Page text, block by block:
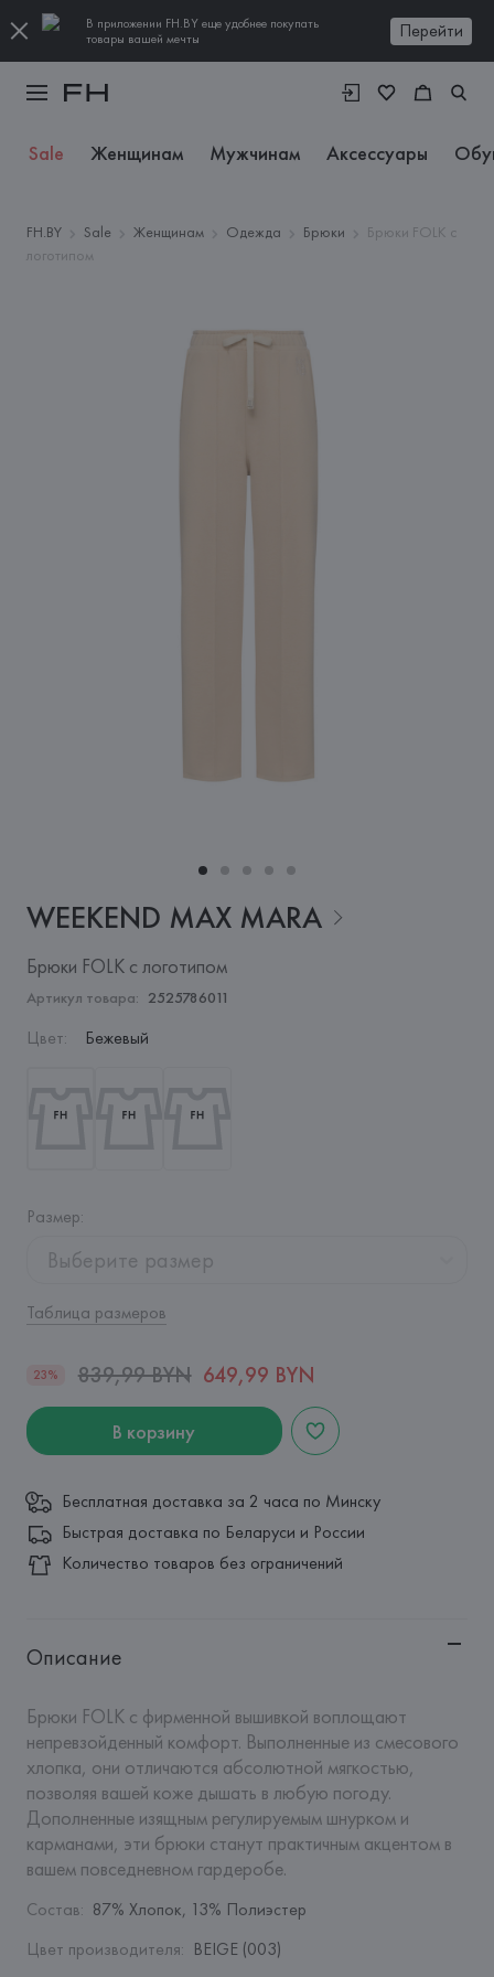
В приложении FH.BY еще удобнее покупать
товары вашей мечты
Перейти
Sale Женщинам Мужчинам Аксессуары
FH.BY Sale Женщинам Одежда Брюки
Брюки FOLK с
логотипом
WEEKEND MAX MARA
Брюки FOLK с логотипом
Артикул товара: 2525786011
Цвет: Бежевый
Размер:
Выберите размер
Таблица размеров
23% 839,99 BYN 649,99 BYN
В корзину
Бесплатная доставка за 2 часа по Минску
Быстрая доставка по Беларуси и России
Количество товаров без ограничений
Описание
Брюки FOLK с фирменной вышивкой воплощают
непревзойденный комфорт. Выполненные из смесового
хлопка, они отличаются абсолютной мягкостью,
позволяя вашей коже дышать в любую погоду.
Дополненные изящным регулируемым шнурком и
карманами, эти брюки станут практичным акцентом в
вашем повседневном гардеробе.
Состав: 87% Хлопок, 13% Полиэстер
Цвет производителя: BEIGE (003)